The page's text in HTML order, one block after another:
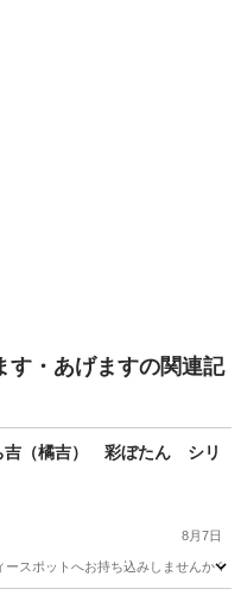
す・あげますの関連記
（橘吉） 彩ぼたん シリ
8月7日
ポットへお持ち込みしませんか？